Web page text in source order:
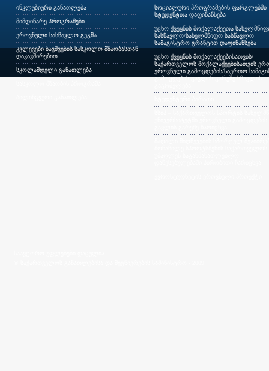
ინკლუზიური განათლება
მიმდინარე პროგრამები
ეროვნული სასწავლო გეგმა
კვლევები ბავშვების სასკოლო მზაობასთან
დაკავშირებით
სკოლამდელი განათლება
სოციალური პროგრამების ფარგლებში
სტუდენტთა დაფინანსება
უცხო ქვეყნის მოქალაქეეთა
სასწავლო/სახელმწიფო სასწავლო
სამაგისტრო გრანტით დაფინანსება
უცხო ქვეყნის მოქალაქეებისათვის/
საქართველოს მოქალაქეებისათვის
ეროვნული გამოცდების/საერთო
გამოცდების გავლის გარეშე სწავლის